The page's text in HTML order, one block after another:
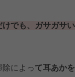
でも、ガサガサい
によって耳あかを